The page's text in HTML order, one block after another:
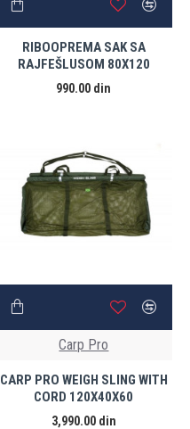
RIBOOPREMA SAK SA
RAJFEŠLUSOM 80X120
990.00 din
Carp Pro
CARP PRO WEIGH SLING WITH
CORD 120X40X60
3,990.00 din